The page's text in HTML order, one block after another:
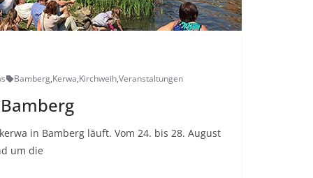
Bamberg,Kerwa,Kirchweih,Veranstaltungen
in Bamberg läuft. Vom 24. bis 28. August
um die